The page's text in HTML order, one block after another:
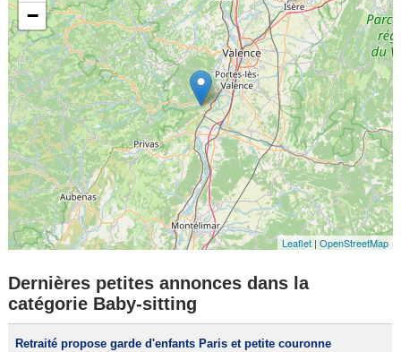
−
Leaflet|OpenStreetMap
Dernières petites annonces dans la
catégorie Baby-sitting
Retraité propose garde d'enfants Paris et petite couronne